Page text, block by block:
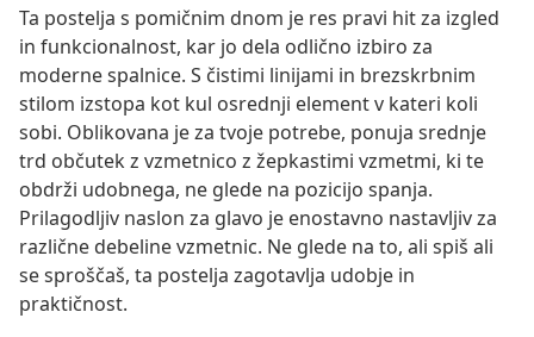
Ta postelja s pomičnim dnom je res pravi hit za izgled
in funkcionalnost, kar jo dela odlično izbiro za
moderne spalnice. S čistimi linijami in brezskrbnim
stilom izstopa kot kul osrednji element v kateri koli
sobi. Oblikovana je za tvoje potrebe, ponuja srednje
trd občutek z vzmetnico z žepkastimi vzmetmi, ki te
obdrži udobnega, ne glede na pozicijo spanja.
Prilagodljiv naslon za glavo je enostavno nastavljiv za
različne debeline vzmetnic. Ne glede na to, ali spiš ali
se sproščaš, ta postelja zagotavlja udobje in
praktičnost.